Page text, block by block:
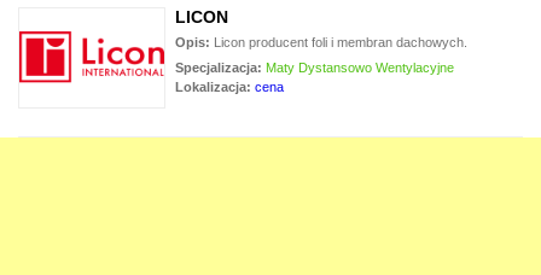
LICON
Opis: Licon producent foli i membran dachowych.
Specjalizacja: Maty Dystansowo Wentylacyjne
Lokalizacja: cena